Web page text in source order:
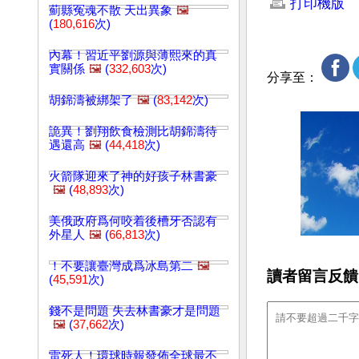
薊縣冤魂不散 天出異象 🖼️
(180,616次)
內幕！習近平劉源與薄熙來的真
實關係 🖼️ (332,603次)
胡錦濤被綁架了 🖼️(83,142次)
詭異！劉翔飲食檢測比胡錦濤待
遇還高 🖼️ (44,418次)
火箭隊迎來了神的好孩子林書豪
🖼️ (48,893次)
美俄政府爲何咬着後槽牙否認有
外星人 🖼️ (66,813次)
！不要讓臺灣成爲冰島第二 🖼️
(45,591次)
錢不是問題 失去林書豪才是問題
🖼️ (37,662次)
雷死人！環球時報發佈全球最不
打印機版
分享至：
讀者留言反